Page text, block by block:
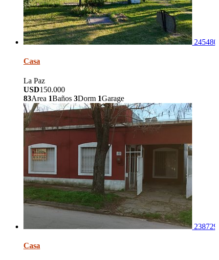
245480
Casa
La Paz
USD150.000
83Area 1Baños 3Dorm 1Garage
238729
Casa